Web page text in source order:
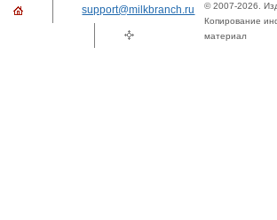
support@milkbranch.ru © 2007-2026.
Копирование
материал